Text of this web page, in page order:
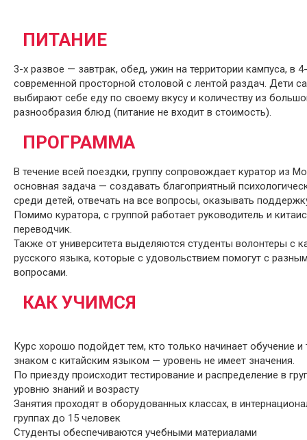
ПИТАНИЕ
3-х развое — завтрак, обед, ужин на территории кампуса, в
современной просторной столовой с лентой раздач. Дети
выбирают себе еду по своему вкусу и количеству из
разнообразия блюд (питание не входит в стоимость).
ПРОГРАММА
В течение всей поездки, группу сопровождает куратор из
основная задача — создавать благоприятный
среди детей, отвечать на все вопросы, оказывать
Помимо куратора, с группой работает руководитель и
переводчик.
Также от университета выделяются студенты волонтеры с
русского языка, которые с удовольствием помогут с
вопросами.
КАК УЧИМСЯ
Курс хорошо подойдет тем, кто только начинает обучение и
знаком с китайским языком — уровень не имеет значения.
По приезду происходит тестирование и распределение в
уровню знаний и возрасту
Занятия проходят в оборудованных классах, в
группах до 15 человек
Студенты обеспечиваются учебными материалами